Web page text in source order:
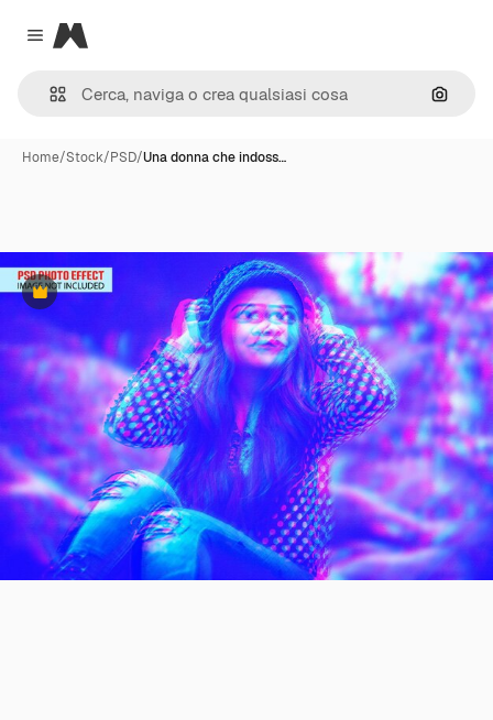
Close menu
Magnific
Cerca
Home/Stock/PSD/Una donna che indoss…
Premium